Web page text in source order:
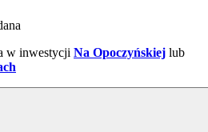
w inwestycji Na Opoczyńskiej lub